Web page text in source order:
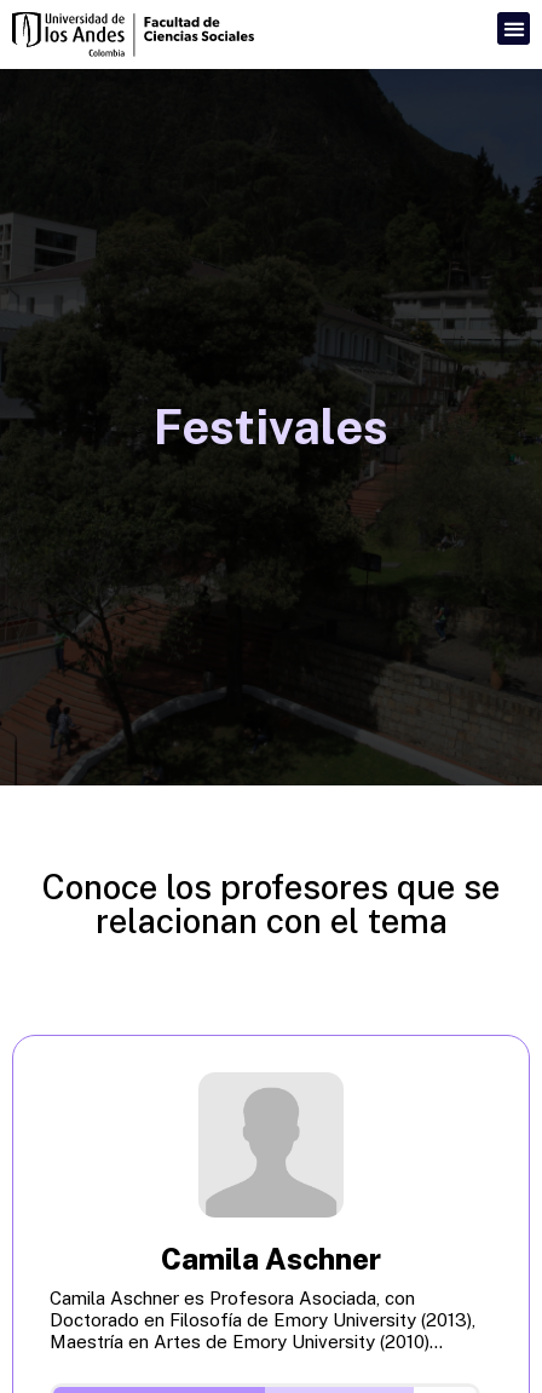
Festivales
Conoce los profesores que se
relacionan con el tema
Camila Aschner
Camila Aschner es Profesora Asociada, con
Doctorado en Filosofía de Emory University (2013),
Maestría en Artes de Emory University (2010)...